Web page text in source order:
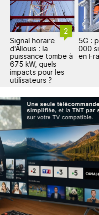
2
Signal horaire
d'Allouis : la
puissance tombe à
675 kW, quels
impacts pour les
utilisateurs ?
5G :
000
en